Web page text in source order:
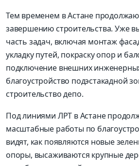
Тем временем в Астане
завершению строительства. Уже
часть задач, включая монтаж
укладку путей, покраску опор и
подключение внешних
благоустройство подэстакадной
строительство депо.
Под линиями ЛРТ в Астане
масштабные работы по
видят, как появляются новые
опоры, высаживаются крупные